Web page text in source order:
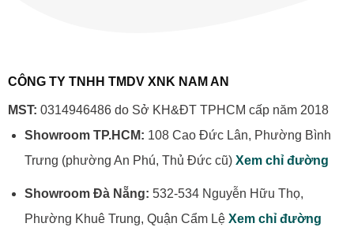
CÔNG TY TNHH TMDV XNK NAM AN
MST: 0314946486 do Sở KH&ĐT TPHCM cấp năm 2018
Showroom TP.HCM: 108 Cao Đức Lân, Phường Bình
Trưng (phường An Phú, Thủ Đức cũ) Xem chỉ đường
Showroom Đà Nẵng: 532-534 Nguyễn Hữu Thọ,
Phường Khuê Trung, Quận Cẩm Lệ Xem chỉ đường